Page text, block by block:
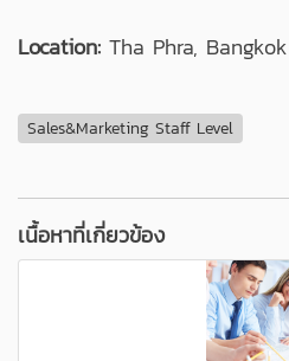
Location: Tha Phra, Bangkok
Sales&Marketing Staff Level
เนื้อหาที่เกี่ยวข้อง